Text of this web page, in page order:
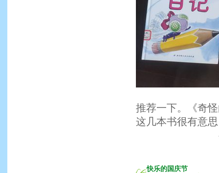
推荐一下。《奇
这几本书很有意
快乐的国庆节